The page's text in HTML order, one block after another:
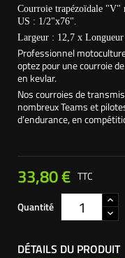
Courroie trapézoïdale "V"
US : 1/2"x76".
Largeur : 12,7 x
Professionnel
optez pour une courroie
en kevlar.
Nos courroies de
nombreux Teams et
d’endurance, en
33,80 € TTC
Quantité
DÉTAILS DU PRODUIT